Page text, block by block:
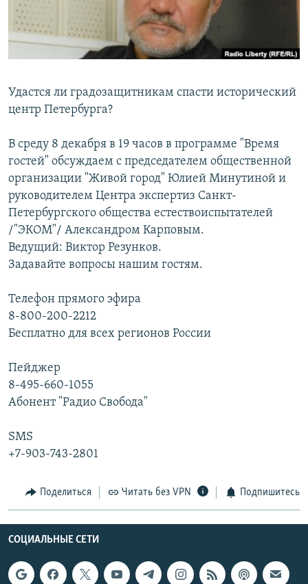
ПОДПИШИТЕСЬ НА РАССЫЛКУ
СОЦИАЛЬНЫЕ СЕТИ
Все сайты РСЕ/РС
Удастся ли градозащитникам спасти исторический
центр Петербурга?
В среду 8 декабря в 19 часов в программе "Время
гостей" обсуждаем с председателем общественной
организации "Живой город" Юлией Минутиной и
руководителем Центра экспертиз Санкт-
Петербургского общества естествоиспытателей
/"ЭКОМ"/ Александром Карповым.
Ведущий: Виктор Резунков.
Задавайте вопросы нашим гостям.
Телефон прямого эфира
8-800-200-2212
Бесплатно для всех регионов России
Пейджер
8-495-660-1055
Абонент "Радио Свобода"
SMS
+7-903-743-2801
Поделиться Читать без VPN Подпишитесь
СОЦИАЛЬНЫЕ СЕТИ